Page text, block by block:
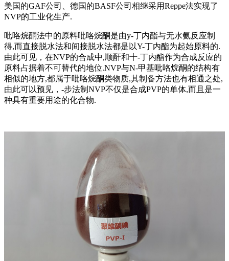
美国的GAF公司、德国的BASF公司相继采用Reppe法实现了
NVP的工业化生产.
吡咯烷酮法中的原料吡咯烷酮是由y-丁内酯与无水氨反应制
得,而直接脱水法和间接脱水法都是以Y-丁内酯为起始原料的.
由此可见，在NVP的合成中,顺酐和十-丁内酯作为合成反应的
原料占据着不可替代的地位.NVP与N-甲基吡咯烷酮的结构有
相似的地方,都属于吡咯烷酮类物质,其制备方法也有相通之处,
由此可以预见，-步法制NVP不仅是合成PVP的单体,而且是一
种具有重要用途的化合物.